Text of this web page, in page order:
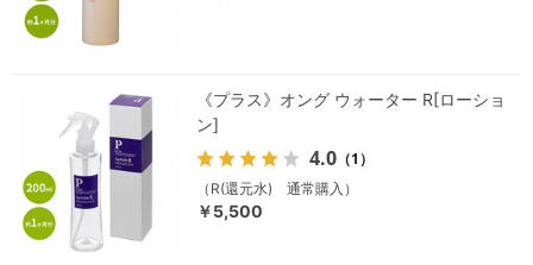
《プラス》オング ウォーター R[ローショ
ン]
4.0 （1）
（R(還元水) 通常購入）
￥5,500